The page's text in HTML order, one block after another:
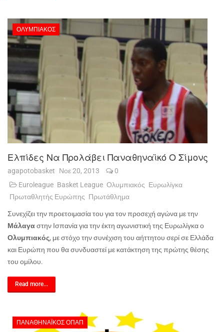
ΟΛΥΜΠΙΑΚΌΣ
Ελπίδες Να Προλάβει Παναθηναϊκό Ο Σίμονς
agapotobasket Νοε 20, 2013
0
Euroleague Basket League Ολυμπιακός Ευρωλίγκα
Πρωταθλητής Ευρώπης Πρωτάθλημα
Συνεχίζει την προετοιμασία του για τον προσεχή αγώνα με την
Μάλαγαστην Ισπανία για την έκτη αγωνιστική της Ευρωλίγκα ο
Ολυμπιακός, με στόχο την συνέχιση του αήττητου σερί σε Ελλάδα
και Ευρώπη που θα συνδυαστεί με κατάκτηση της πρώτης θέσης
του ομίλου.
Read more...
ΠΑΝΑΘΗΝΑΪΚΌΣ ΟΠΑΠ